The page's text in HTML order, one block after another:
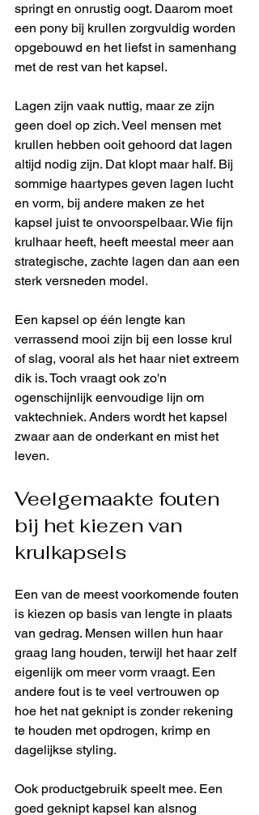
springt en onrustig oogt. Daarom moet
een pony bij krullen zorgvuldig worden
opgebouwd en het liefst in samenhang
met de rest van het kapsel.
Lagen zijn vaak nuttig, maar ze zijn
geen doel op zich. Veel mensen met
krullen hebben ooit gehoord dat lagen
altijd nodig zijn. Dat klopt maar half. Bij
sommige haartypes geven lagen lucht
en vorm, bij andere maken ze het
kapsel juist te onvoorspelbaar. Wie fijn
krulhaar heeft, heeft meestal meer aan
strategische, zachte lagen dan aan een
sterk versneden model.
Een kapsel op één lengte kan
verrassend mooi zijn bij een losse krul
of slag, vooral als het haar niet extreem
dik is. Toch vraagt ook zo'n
ogenschijnlijk eenvoudige lijn om
vaktechniek. Anders wordt het kapsel
zwaar aan de onderkant en mist het
leven.
Veelgemaakte fouten
bij het kiezen van
krulkapsels
Een van de meest voorkomende fouten
is kiezen op basis van lengte in plaats
van gedrag. Mensen willen hun haar
graag lang houden, terwijl het haar zelf
eigenlijk om meer vorm vraagt. Een
andere fout is te veel vertrouwen op
hoe het nat geknipt is zonder rekening
te houden met opdrogen, krimp en
dagelijkse styling.
Ook productgebruik speelt mee. Een
goed geknipt kapsel kan alsnog